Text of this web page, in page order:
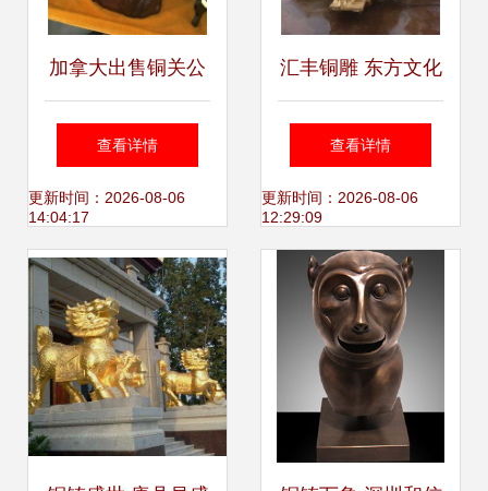
加拿大出售铜关公
厂家名录与价格指
南 汇丰铜雕精工鉴
赏
查看详情
更新时间：2026-08-06
14:04:17
汇丰铜雕 东方文化
雕塑的艺术之美，
定制与价格解析
查看详情
更新时间：2026-08-06
12:29:09